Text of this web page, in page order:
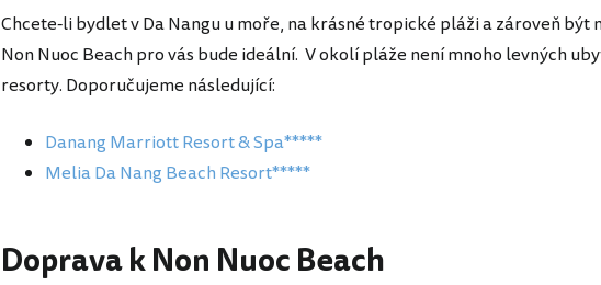
Chcete-li bydlet v Da Nangu u moře, na krásné tropické pláži a zároveň být
Non Nuoc Beach pro vás bude ideální. V okolí pláže není mnoho levných
resorty. Doporučujeme následující:
Danang Marriott Resort & Spa*****
Melia Da Nang Beach Resort*****
Doprava k Non Nuoc Beach